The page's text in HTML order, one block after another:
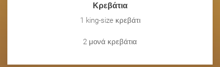
Κρεβάτια
1 king-size κρεβάτι
2 μονά κρεβάτια